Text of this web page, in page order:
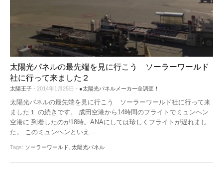
太陽光パネルの最先端を見に行こう ソーラーワールド
社に行って来ました２
太陽王子 - 2014年1月25日 - ●太陽光パネルメーカー全調査！
太陽光パネルの最先端を見に行こう ソーラーワールド社に行って来
ました１ の続きです。 成田空港から14時間のフライトでミュンヘン
空港に 到着したのが18時。ANAにしては珍しくフライトが遅れまし
た。 このミュンヘンといえ
Tags: ソーラーワールド 太陽光パネル